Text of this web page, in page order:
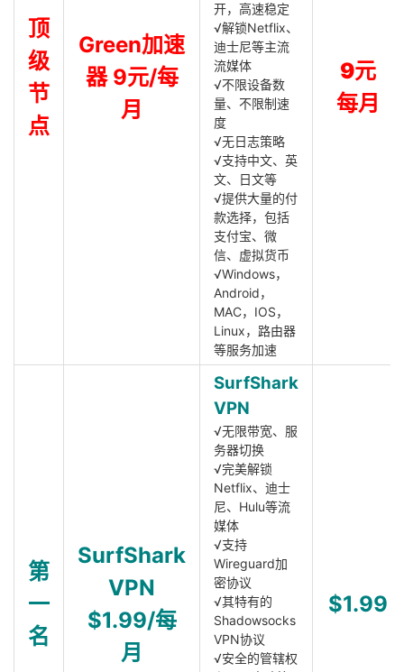
顶
级
节
点
Green加速
器 9元/每
月
开，高速稳定
√解锁Netflix、
迪士尼等主流
流媒体
√不限设备数
量、不限制速
度
√无日志策略
√支持中文、英
文、日文等
√提供大量的付
款选择，包括
支付宝、微
信、虚拟货币
√Windows，
Android，
MAC，IOS，
Linux，路由器
等服务加速
9元
每月
第
一
名
SurfShark
VPN
$1.99/每
月
SurfShark
VPN
√无限带宽、服
务器切换
√完美解锁
Netflix、迪士
尼、Hulu等流
媒体
√支持
Wireguard加
密协议
√其特有的
Shadowsocks
VPN协议
√安全的管辖权
$1.99